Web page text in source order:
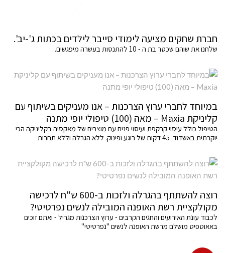
חברת שחקים מציעה לימודי סייבר לילדים בכתות ג'-יב'.
שלחנו את שוהם שכטר בת ה - 10 להתנסות בעשרה מיפגשים.
במיוחד לחברי ערוץ הצרכנות – אנו מעניקים בשיתוף עם
קליניקת Maxia – מאה (100) טיפולי יופי מתנה
הטיפול כולל עיסוי קרקפת ועיסוי פנים עם מוצרים של מאקסיה בקליניקה הכי
יוקרתית באשדוד. 45 דקות של רוגע ופינוק. ללא הגרלה וללא תחרות
רוצה להשתתף בהגרלה ולזכות ב-600 ש"ח לרכישה
מקולקציית רשת האופנה המובילה לנשים נפרטיטי?
לכבוד עונת האירועים והחגים הקרבים - ערוץ הצרכנות מגריל - ואתם זוכים
באאוטפיט מושלם מרשת האופנה לנשים "נפרטיטי"